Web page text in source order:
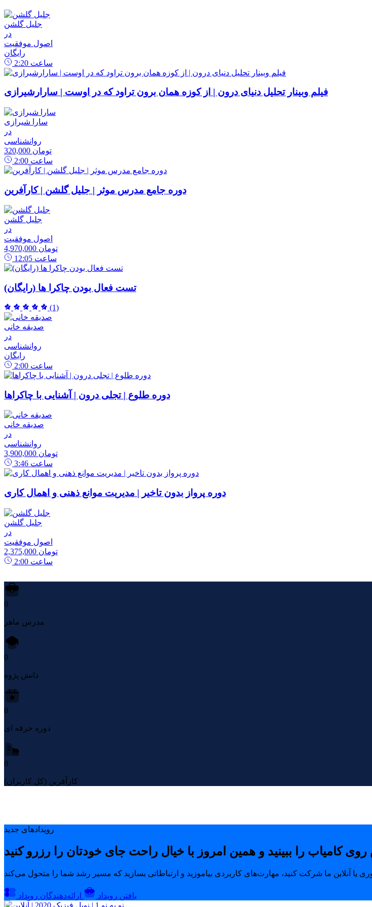
جلیل گلشن
در
اصول موفقیت
رایگان
2:20 ساعت
فیلم وبینار تحلیل دنیای درون | از کوزه همان برون تراود که در اوست | سارارشیرازی
سارا شیرازی
در
روانشناسی
320,000 تومان
2:00 ساعت
دوره جامع مدرس موثر | جلیل گلشن | کارآفرین
جلیل گلشن
در
اصول موفقیت
4,970,000 تومان
12:05 ساعت
تست فعال بودن چاکرا ها (رایگان)
(1)
صدیقه خانی
در
روانشناسی
رایگان
2:00 ساعت
دوره طلوع | تجلی درون | آشنایی با چاکراها
صدیقه خانی
در
روانشناسی
3,900,000 تومان
3:46 ساعت
دوره پرواز بدون تاخیر | مدیریت موانع ذهنی و اهمال کاری
جلیل گلشن
در
اصول موفقیت
2,375,000 تومان
2:00 ساعت
0
مدرس ماهر
0
دانش پژوه
0
دوره حرفه ای
0
کارآفرین (کل کاربران)
رویدادهای جدید
یافتن رویداد ارائه‌دهندگان رویداد